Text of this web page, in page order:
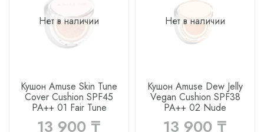
Нет в наличии
Кушон Amuse Skin Tune
Cover Cushion SPF45
PA++ 01 Fair Tune
13 900 ₸
Нет в наличии
Кушон Amuse Dew Jelly
Vegan Cushion SPF38
PA++ 02 Nude
13 900 ₸